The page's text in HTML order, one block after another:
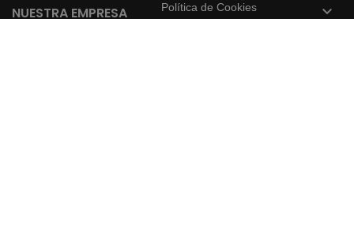
NUESTRA EMPRESA 
Política de Cookies